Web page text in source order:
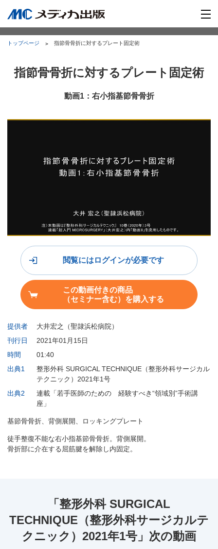
トップページ 指節骨骨折に対するプレート固定術
指節骨骨折に対するプレート固定術
動画1：右小指基節骨骨折
提供者
大井宏之（聖隷浜松病院）
刊行日
2021年01月15日
時間
01:40
出典1
整形外科 SURGICAL TECHNIQUE（整形外科サージカル
テクニック）2021年1号
出典2
連載「若手医師のための 経験すべき“領域別”手術講
座」
基節骨骨折、背側展開、ロッキングプレート
徒手整復不能な右小指基節骨骨折。背側展開。
骨折部に介在する屈筋腱を解除し内固定。
閲覧にはログインが必要です
この動画付きの商品
（セミナー含む）を購入する
「整形外科 SURGICAL
TECHNIQUE（整形外科サージカルテ
クニック）2021年1号」次の動画